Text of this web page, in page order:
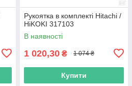
Рукоятка в комплекті Hitachi /
HiKOKI 317103
В наявності
1 020,30 ₴ 1 074 ₴
Купити